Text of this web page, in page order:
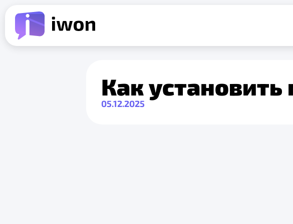
Как
05.12.2025